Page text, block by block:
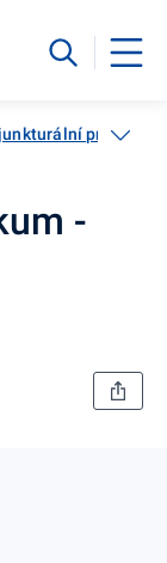
průzkumy
-